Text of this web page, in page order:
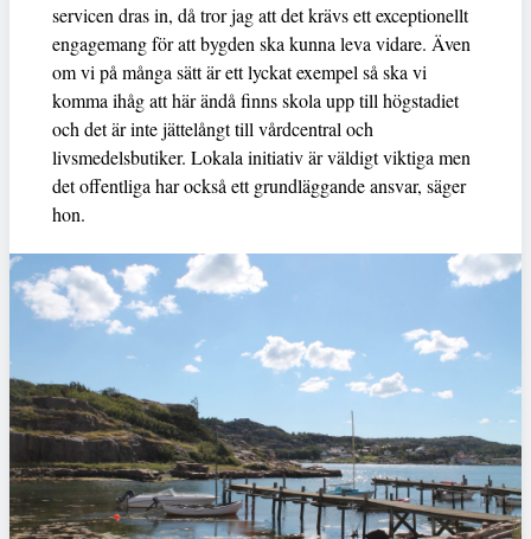
servicen dras in, då tror jag att det krävs ett exceptionellt
engagemang för att bygden ska kunna leva vidare. Även
om vi på många sätt är ett lyckat exempel så ska vi
komma ihåg att här ändå finns skola upp till högstadiet
och det är inte jättelångt till vårdcentral och
livsmedelsbutiker. Lokala initiativ är väldigt viktiga men
det offentliga har också ett grundläggande ansvar, säger
hon.